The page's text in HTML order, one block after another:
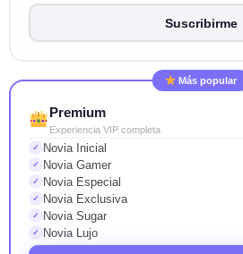
Suscribirme
Más popular
Premium
Experiencia VIP completa
✓ Novia Inicial
✓ Novia Gamer
✓ Novia Especial
✓ Novia Exclusiva
✓ Novia Sugar
✓ Novia Lujo